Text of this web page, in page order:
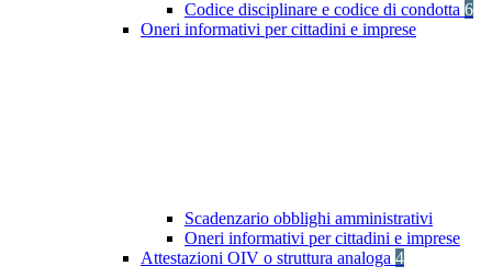
Codice disciplinare e codice di condotta 6
Oneri informativi per cittadini e imprese
Scadenzario obblighi amministrativi
Oneri informativi per cittadini e imprese
Attestazioni OIV o struttura analoga 4